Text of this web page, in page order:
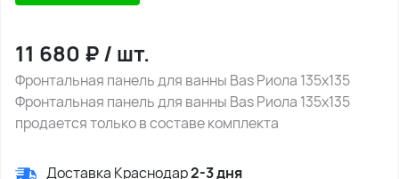
11 680 ₽/ шт.
Фронтальная панель для ванны Bas Риола 135x135
Фронтальная панель для ванны Bas Риола 135x135
продается только в составе комплекта
Доставка Краснодар2-3 дня